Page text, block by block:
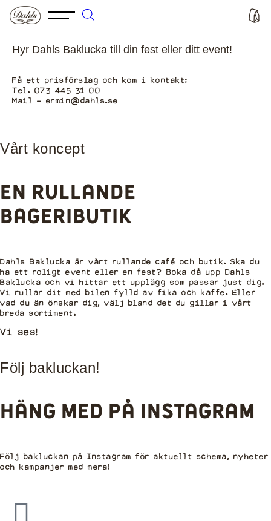
Hyr Dahls Baklucka till din fest eller ditt event!
Få ett prisförslag och kom i kontakt:
Tel. 073 445 31 00
Mail – ermin@dahls.se
Vårt koncept
en rullande
bageributik
Dahls Baklucka är vårt rullande café och butik. Ska du
ha ett roligt event eller en fest? Boka då upp Dahls
Baklucka och vi hittar ett upplägg som passar just dig.
Vi rullar dit med bilen fylld av fika och kaffe. Eller
vad du än önskar dig, välj bland det du gillar i vårt
breda sortiment.
Vi ses!
Följ bakluckan!
häng med på instagram
Följ bakluckan på Instagram för aktuellt schema, nyheter
och kampanjer med mera!